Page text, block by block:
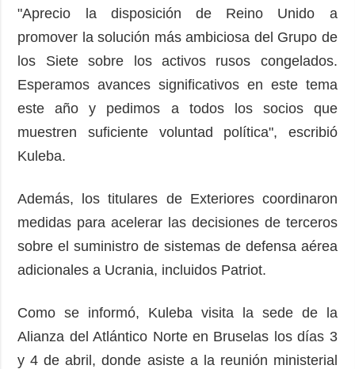
Releases
"Aprecio la disposición de Reino Unido a
promover la solución más ambiciosa del Grupo de
los Siete sobre los activos rusos congelados.
Esperamos avances significativos en este tema
este año y pedimos a todos los socios que
muestren suficiente voluntad política", escribió
Kuleba.
Además, los titulares de Exteriores coordinaron
medidas para acelerar las decisiones de terceros
sobre el suministro de sistemas de defensa aérea
adicionales a Ucrania, incluidos Patriot.
Como se informó, Kuleba visita la sede de la
Alianza del Atlántico Norte en Bruselas los días 3
y 4 de abril, donde asiste a la reunión ministerial